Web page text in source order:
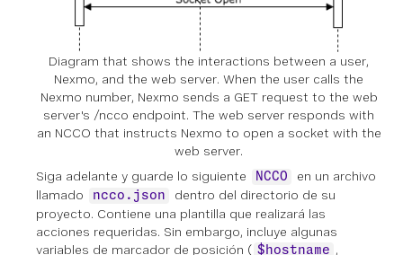
Diagram that shows the interactions between a user,
Nexmo, and the web server. When the user calls the
Nexmo number, Nexmo sends a GET request to the web
server's /ncco endpoint. The web server responds with
an NCCO that instructs Nexmo to open a socket with the
web server.
Siga adelante y guarde lo siguiente
NCCO
en un archivo
llamado
ncco.json
dentro del directorio de su
proyecto. Contiene una plantilla que realizará las
acciones requeridas. Sin embargo, incluye algunas
variables de marcador de posición ( $hostname ,